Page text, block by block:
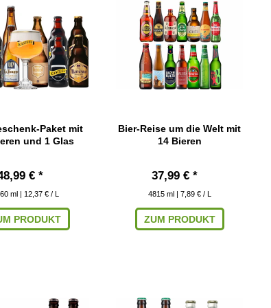
Paket mit
und 1 Glas
€ *
ml | 12,37 € / L
PRODUKT
Bier-Reise um die Welt mit
14 Bieren
37,99 € *
4815 ml | 7,89 € / L
ZUM PRODUKT